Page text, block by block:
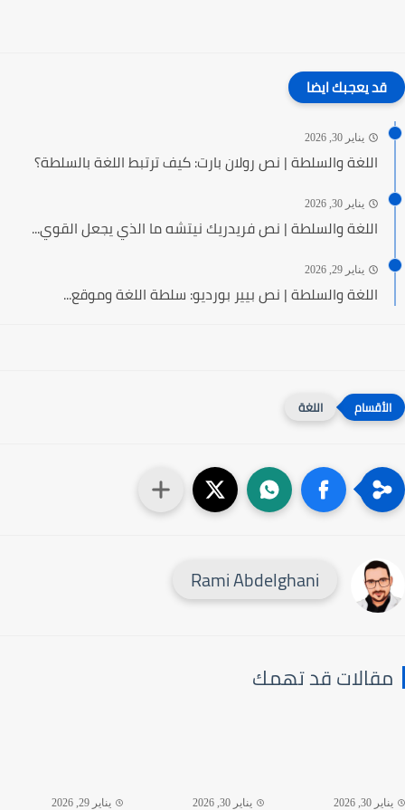
قد يعجبك ايضا
يناير 30, 2026
اللغة والسلطة | نص رولان بارت: كيف ترتبط اللغة بالسلطة؟
يناير 30, 2026
اللغة والسلطة | نص فريدريك نيتشه ما الذي يجعل القوي...
يناير 29, 2026
اللغة والسلطة | نص بيير بورديو: سلطة اللغة وموقع...
اللغة
Rami Abdelghani
قد تهمك
30, 2026 يناير 30, 2026 يناير 29, 2026